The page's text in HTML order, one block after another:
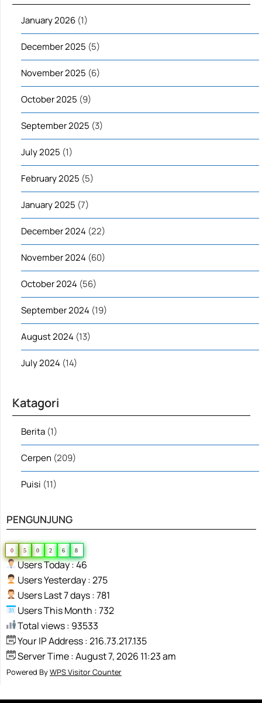
January 2026 (1)
December 2025 (5)
November 2025 (6)
October 2025 (9)
September 2025 (3)
July 2025 (1)
February 2025 (5)
January 2025 (7)
December 2024 (22)
November 2024 (60)
October 2024 (56)
September 2024 (19)
August 2024 (13)
July 2024 (14)
Katagori
Berita (1)
Cerpen (209)
Puisi (11)
PENGUNJUNG
0 5 0 2 6 8
Users Today : 46
Users Yesterday : 275
Users Last 7 days : 781
Users This Month : 732
Total views : 93533
Your IP Address : 216.73.217.135
Server Time : August 7, 2026 11:23 am
Powered ByWPS Visitor Counter